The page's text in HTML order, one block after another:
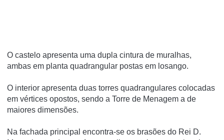
O castelo apresenta uma dupla cintura de muralhas,
ambas em planta quadrangular postas em losango.
O interior apresenta duas torres quadrangulares colocadas
em vértices opostos, sendo a Torre de Menagem a de
maiores dimensões.
Na fachada principal encontra-se os brasões do Rei D.